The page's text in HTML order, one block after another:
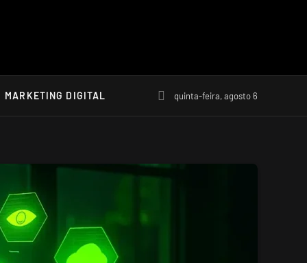
MARKETING DIGITAL quinta-feira, agosto 6